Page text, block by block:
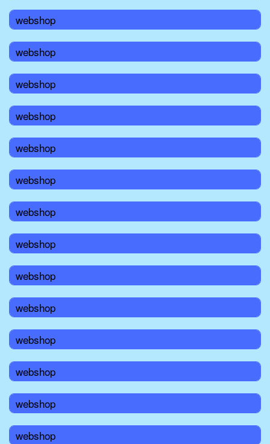
webshop
webshop
webshop
webshop
webshop
webshop
webshop
webshop
webshop
webshop
webshop
webshop
webshop
webshop